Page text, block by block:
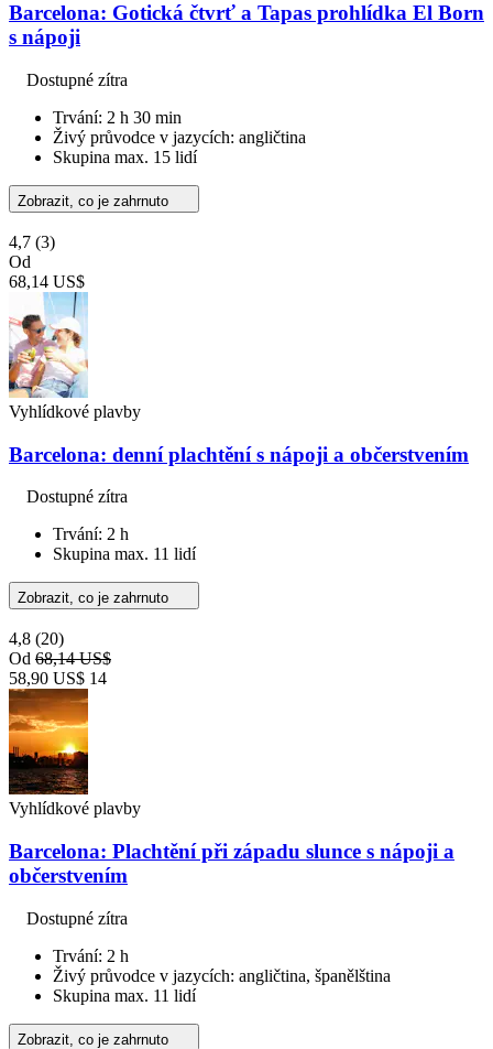
Barcelona: Gotická čtvrť a Tapas prohlídka El Born
s nápoji
Dostupné zítra
Trvání: 2 h 30 min
Živý průvodce v jazycích: angličtina
Skupina max. 15 lidí
Zobrazit, co je zahrnuto
4,7 (3)
Od
68,14 US$
Vyhlídkové plavby
Barcelona: denní plachtění s nápoji a občerstvením
Dostupné zítra
Trvání: 2 h
Skupina max. 11 lidí
Zobrazit, co je zahrnuto
4,8 (20)
Od 68,14 US$
58,90 US$ 14
Vyhlídkové plavby
Barcelona: Plachtění při západu slunce s nápoji a
občerstvením
Dostupné zítra
Trvání: 2 h
Živý průvodce v jazycích: angličtina, španělština
Skupina max. 11 lidí
Zobrazit, co je zahrnuto